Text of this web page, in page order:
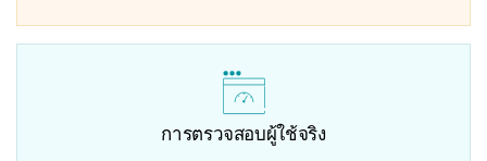
การตรวจสอบผู้ใช้จริง